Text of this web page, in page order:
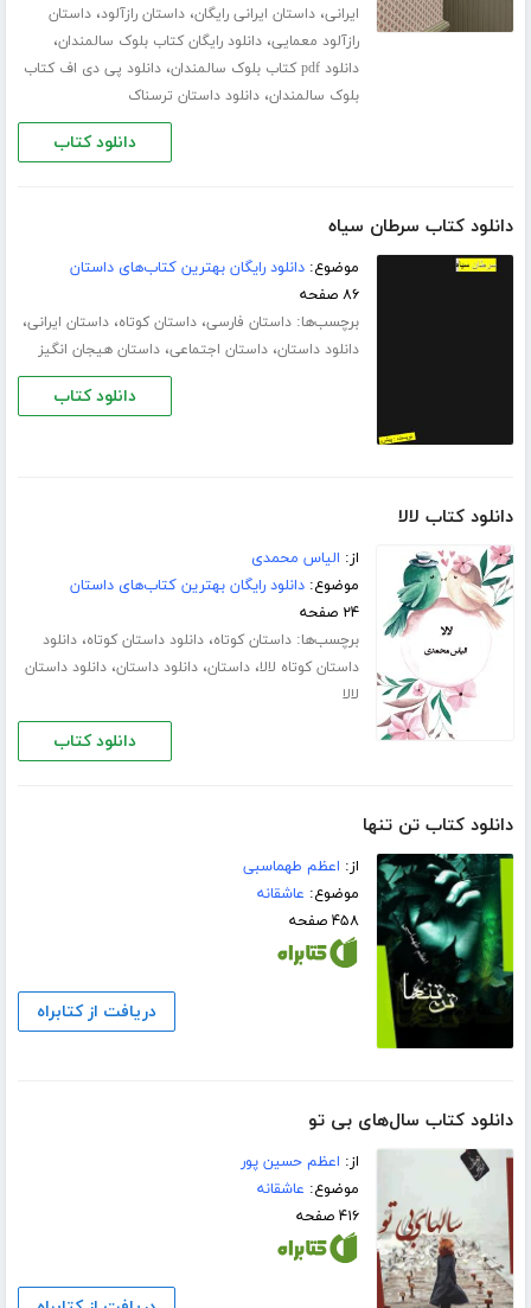
ایرانی،داستان ایرانی رایگان،داستان رازآلود،داستان
رازآلود معمایی،دانلود رایگان کتاب بلوک سالمندان،
دانلود pdf کتاب بلوک سالمندان ،دانلود پی دی اف کتاب
بلوک سالمندان،دانلود داستان ترسناک
دانلود کتاب
دانلود کتاب سرطان سیاه
موضوع:دانلود رایگان بهترین کتاب‌های داستان
۸۶ صفحه
برچسب‌ها:داستان فارسی،داستان کوتاه،داستان ایرانی،
دانلود داستان،داستان اجتماعی،داستان هیجان انگیز
دانلود کتاب
دانلود کتاب لالا
از: الیاس محمدی
موضوع:دانلود رایگان بهترین کتاب‌های داستان
۲۴ صفحه
برچسب‌ها:داستان کوتاه،دانلود داستان کوتاه،دانلود
داستان کوتاه لالا،داستان،دانلود داستان،دانلود داستان
لالا
دانلود کتاب
دانلود کتاب تن تنها
از: اعظم طهماسبی
موضوع: عاشقانه
۴۵۸ صفحه
دریافت از کتابراه
دانلود کتاب سال‌های بی تو
از: اعظم حسین پور
موضوع: عاشقانه
۴۱۶ صفحه